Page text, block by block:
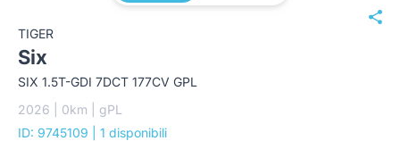
TIGER
Six
SIX 1.5T-GDI 7DCT 177CV GPL
2026 | 0km | gPL
ID: 9745109
| 1 disponibili